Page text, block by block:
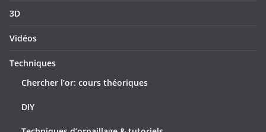
3D
Vidéos
Techniques
Chercher l’or: cours théoriques
DIY